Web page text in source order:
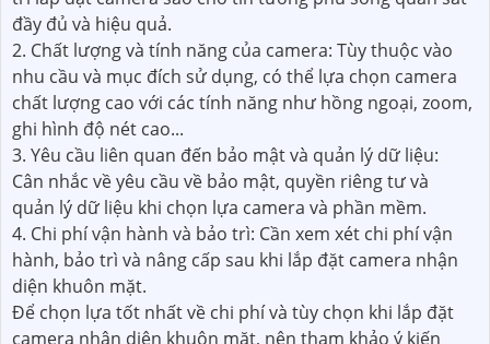
đầy đủ và hiệu quả.
2. Chất lượng và tính năng của camera: Tùy thuộc vào
nhu cầu và mục đích sử dụng, có thể lựa chọn camera
chất lượng cao với các tính năng như hồng ngoại, zoom,
ghi hình độ nét cao...
3. Yêu cầu liên quan đến bảo mật và quản lý dữ liệu:
Cân nhắc về yêu cầu về bảo mật, quyền riêng tư và
quản lý dữ liệu khi chọn lựa camera và phần mềm.
4. Chi phí vận hành và bảo trì: Cần xem xét chi phí vận
hành, bảo trì và nâng cấp sau khi lắp đặt camera nhận
diện khuôn mặt.
Để chọn lựa tốt nhất về chi phí và tùy chọn khi lắp đặt
camera nhận diện khuôn mặt, nên tham khảo ý kiến